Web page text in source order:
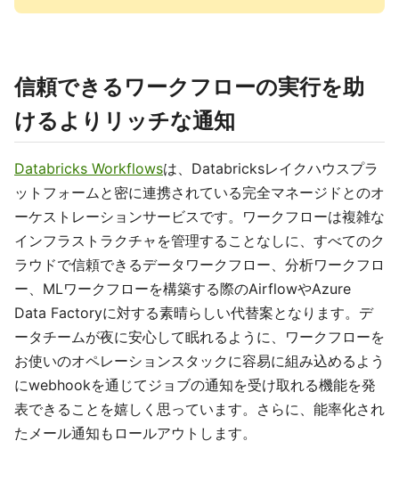
信頼できるワークフローの実行を助
けるよりリッチな通知
Databricks Workflowsは、Databricksレイクハウスプラ
ットフォームと密に連携されている完全マネージドとのオ
ーケストレーションサービスです。ワークフローは複雑な
インフラストラクチャを管理することなしに、すべてのク
ラウドで信頼できるデータワークフロー、分析ワークフロ
ー、MLワークフローを構築する際のAirflowやAzure
Data Factoryに対する素晴らしい代替案となります。デ
ータチームが夜に安心して眠れるように、ワークフローを
お使いのオペレーションスタックに容易に組み込めるよう
にwebhookを通じてジョブの通知を受け取れる機能を発
表できることを嬉しく思っています。さらに、能率化され
たメール通知もロールアウトします。